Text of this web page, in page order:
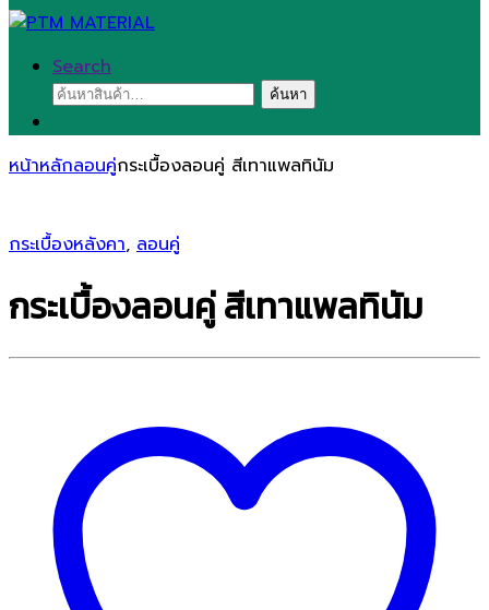
Search
ค้นหา:
ค้นหา
หน้าหลักลอนคู่กระเบื้องลอนคู่ สีเทาแพลทินัม
กระเบื้องหลังคา, ลอนคู่
กระเบื้องลอนคู่ สีเทาแพลทินัม